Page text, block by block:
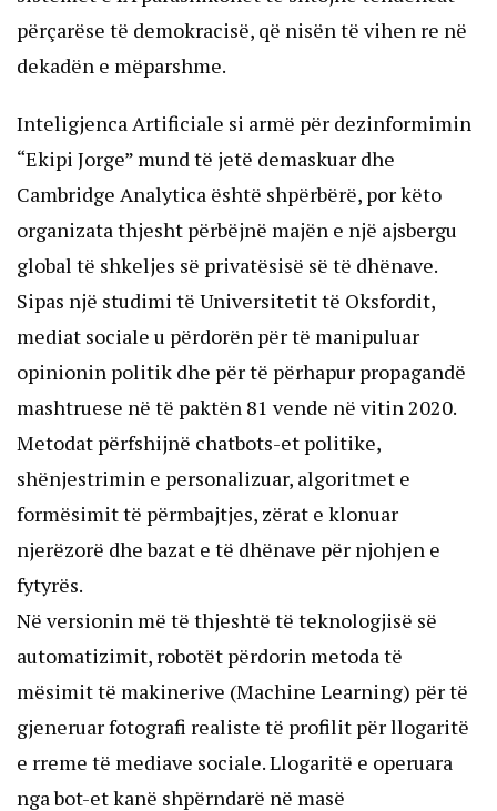
përçarëse të demokracisë, që nisën të vihen re në
dekadën e mëparshme.
Inteligjenca Artificiale si armë për dezinformimin
“Ekipi Jorge” mund të jetë demaskuar dhe
Cambridge Analytica është shpërbërë, por këto
organizata thjesht përbëjnë majën e një ajsbergu
global të shkeljes së privatësisë së të dhënave.
Sipas një studimi të Universitetit të Oksfordit,
mediat sociale u përdorën për të manipuluar
opinionin politik dhe për të përhapur propagandë
mashtruese në të paktën 81 vende në vitin 2020.
Metodat përfshijnë chatbots-et politike,
shënjestrimin e personalizuar, algoritmet e
formësimit të përmbajtjes, zërat e klonuar
njerëzorë dhe bazat e të dhënave për njohjen e
fytyrës.
Në versionin më të thjeshtë të teknologjisë së
automatizimit, robotët përdorin metoda të
mësimit të makinerive (Machine Learning) për të
gjeneruar fotografi realiste të profilit për llogaritë
e rreme të mediave sociale. Llogaritë e operuara
nga bot-et kanë shpërndarë në masë